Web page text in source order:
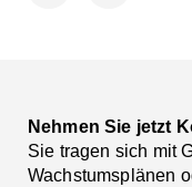
Nehmen Sie jetzt
Sie tragen sich mit
Wachstumsplänen